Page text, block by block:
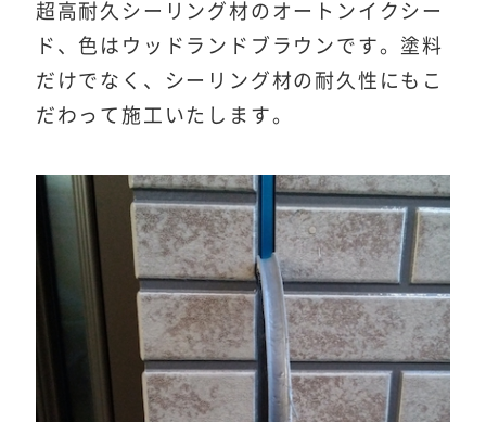
超高耐久シーリング材のオートンイクシー
ド、色はウッドランドブラウンです。塗料
だけでなく、シーリング材の耐久性にもこ
だわって施工いたします。